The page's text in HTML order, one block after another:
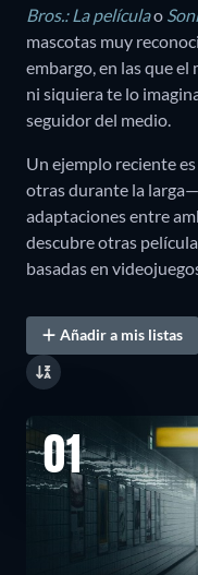
Bros.: La películao
mascotas muy
embargo, en las que
ni siquiera te lo
seguidor del medio.
Un ejemplo reciente es
otras durante la
adaptaciones entre
descubre otras
basadas en
Añadir a mis listas
01